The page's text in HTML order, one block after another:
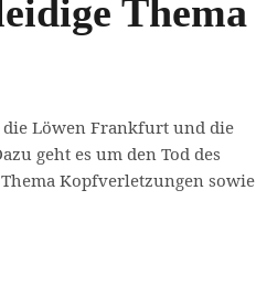
Thema
die Löwen Frankfurt und die
geht es um den Tod des
Kopfverletzungen sowie